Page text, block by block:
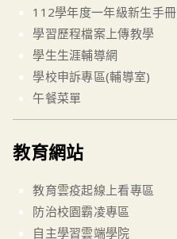
112學年度一年級新生手冊
學習歷程檔案上傳教學
學生生涯輔導網
學校申訴專區(輔導室)
午餐菜單
教育網站
教育雲疫起線上看專區
防治校園霸凌專區
自主學習雲端學院